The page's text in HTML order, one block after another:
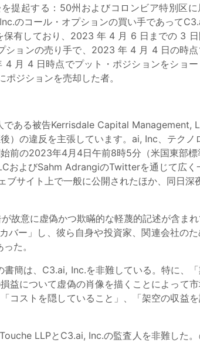
起する：50州およびコロンビア特別区に
のコール・オプションの買い手であって
有しており、2023 年 4 月 6 日までの 3
ョンの売り手で、2023 年 4 月 4 日の時点
月 4 日時点でプット・ポジションをショ
ジションを売却した者。
である被告Kerrisdale Capital Management,
）の違反を主張しています。ai, Inc、テクノ
前の2023年4月4日午前8時5分（米国東部標
およびSahm AdrangiのTwitterを通じて広く
サイト上で一般に公開されたほか、同日深
故意に虚偽かつ欺瞞的な軽蔑的記述が含まれ
ー」し、彼ら自身や投資家、関連会社の
た。
簡は、C3.ai, Inc.を非難している。特に、
益について虚偽の肖像を描くことによって
コストを隠していること」、「架空の収益
LLPとC3.ai, Inc.の監査人を非難した。